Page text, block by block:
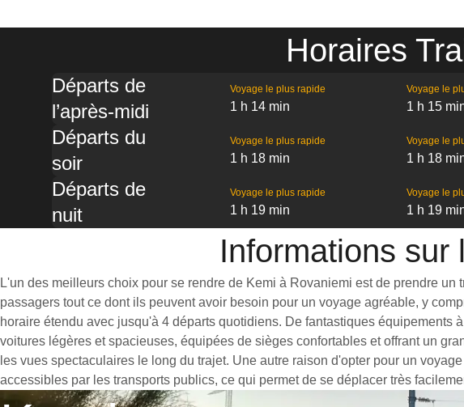
Horaires
Départs de
l’après-midi
Voyage le plus rapide
1 h 14 min
Voyage le
1 h 15
Départs du
soir
Voyage le plus rapide
1 h 18 min
Voyage le
1 h 18
Départs de
nuit
Voyage le plus rapide
1 h 19 min
Voyage le
1 h 19
Informations sur
L'un des meilleurs choix pour se rendre de Kemi à Rovaniemi est de prendre
passagers tout ce dont ils peuvent avoir besoin pour un voyage agréable, y
horaire étendu avec jusqu'à 4 départs quotidiens. De fantastiques
voitures légères et spacieuses, équipées de sièges confortables et offrant un
les vues spectaculaires le long du trajet. Une autre raison d'opter pour un
accessibles par les transports publics, ce qui permet de se déplacer très